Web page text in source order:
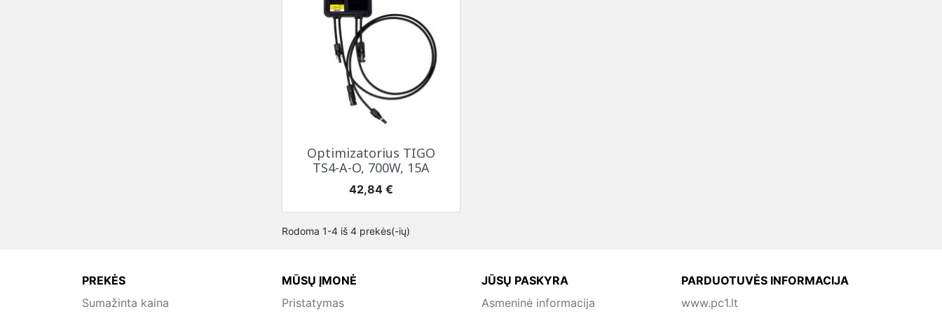
 Greita peržiūra
Optimizatorius TIGO
TS4-A-O, 700W, 15A
Kaina
42,84 €
Rodoma 1-4 iš 4 prekės(-ių)
PREKĖS
Sumažinta kaina
MŪSŲ ĮMONĖ
Pristatymas
JŪSŲ PASKYRA
Asmeninė informacija
PARDUOTUVĖS INFORMACIJA
www.pc1.lt